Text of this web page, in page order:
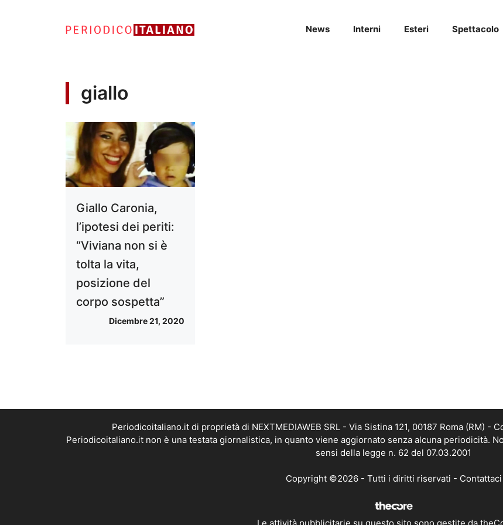
News Interni Esteri Spettacolo
giallo
Giallo Caronia,
l’ipotesi dei periti:
“Viviana non si è
tolta la vita,
posizione del
corpo sospetta”
Dicembre 21, 2020
Periodicoitaliano.it di proprietà di NEXTMEDIAWEB SRL - Via Sistina 121, 00187 Roma (RM) -
Periodicoitaliano.it non è una testata giornalistica, in quanto viene aggiornato senza alcuna periodicità.
sensi della legge n. 62 del 07.03.2001
Copyright ©2026 - Tutti i diritti riservati - Contattaci